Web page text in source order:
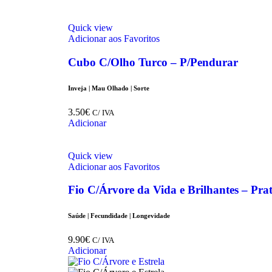
Quick view
Adicionar aos Favoritos
Cubo C/Olho Turco – P/Pendurar
Inveja | Mau Olhado | Sorte
3.50€ C/ IVA
Adicionar
Quick view
Adicionar aos Favoritos
Fio C/Árvore da Vida e Brilhantes –
Saúde | Fecundidade | Longevidade
9.90€ C/ IVA
Adicionar